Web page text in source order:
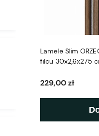
Lamele Slim
filcu 30x2,6x275
229,00 zł